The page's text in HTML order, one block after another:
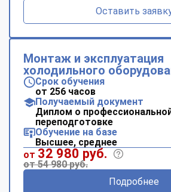
Оставить
Монтаж и эксплуатация
холодильного
Срок обучения
от 256 часов
Получаемый документ
Диплом о
переподготовке
Обучение на базе
Высшее, среднее
от 32 980 руб.
от 54 980 руб.
Подробнее